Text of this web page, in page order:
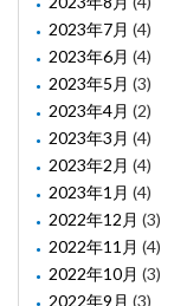
2023年7月 (4)
2023年6月 (4)
2023年5月 (3)
2023年4月 (2)
2023年3月 (4)
2023年2月 (4)
2023年1月 (4)
2022年12月 (3)
2022年11月 (4)
2022年10月 (3)
2022年9月 (3)